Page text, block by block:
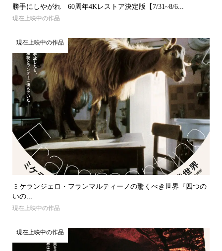
勝手にしやがれ 60周年4Kレストア決定版【7/31~8/6...
現在上映中の作品
現在上映中の作品
ミケランジェロ・フランマルティーノの驚くべき世界『四つの
いの...
現在上映中の作品
現在上映中の作品